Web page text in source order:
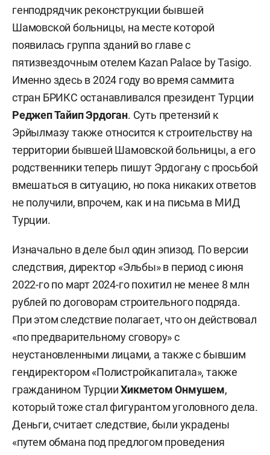
генподрядчик реконструкции бывшей
Шамовской больницы, на месте которой
появилась группа зданий во главе с
пятизвездочным отелем Kazan Palace by Tasigo.
Именно здесь в 2024 году во время саммита
стран БРИКС останавливался президент Турции
Реджеп Тайип Эрдоган. Суть претензий к
Эрйылмазу также относится к строительству на
территории бывшей Шамовской больницы, а его
родственники теперь пишут Эрдогану с просьбой
вмешаться в ситуацию, но пока никаких ответов
не получили, впрочем, как и на письма в МИД
Турции.
Изначально в деле был один эпизод. По версии
следствия, директор «Эльбы» в период с июня
2022-го по март 2024-го похитил не менее 8 млн
рублей по договорам строительного подряда.
При этом следствие полагает, что он действовал
«по предварительному сговору» с
неустановленными лицами, а также с бывшим
гендиректором «Полистройкапитала», также
гражданином ТурцииХикметом Онмушем,
который тоже стал фигурантом уголовного дела.
Деньги, считает следствие, были украдены
«путем обмана под предлогом проведения